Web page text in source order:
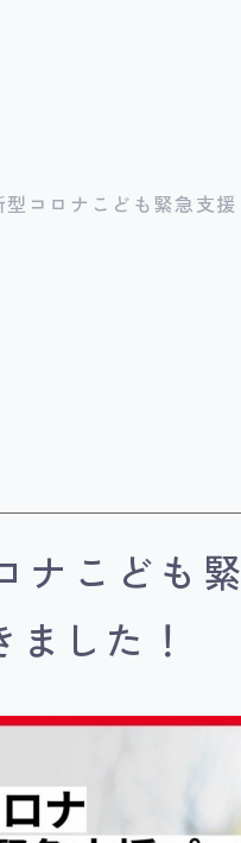
型コロナこども緊急支
ナこども
ました！